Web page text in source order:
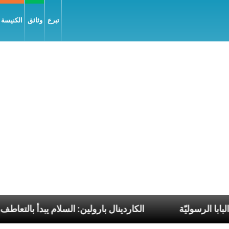
وثائق تبرع
الكاردينال بارولين: السلام رحلات البابا الرسوليّة